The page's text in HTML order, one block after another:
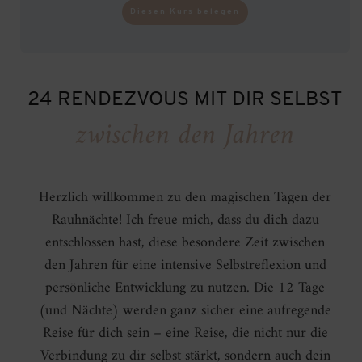
24 RENDEZVOUS MIT DIR SELBST
Herzlich willkommen zu den magischen Tagen der
Rauhnächte! Ich freue mich, dass du dich dazu
entschlossen hast, diese besondere Zeit zwischen
den Jahren für eine intensive Selbstreflexion und
persönliche Entwicklung zu nutzen. Die 12 Tage
(und Nächte) werden ganz sicher eine aufregende
Reise für dich sein – eine Reise, die nicht nur die
Verbindung zu dir selbst stärkt, sondern auch dein